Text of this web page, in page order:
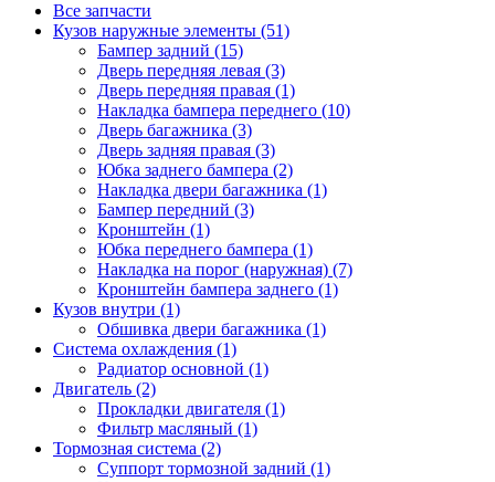
Все запчасти
Кузов наружные элементы (51)
Бампер задний (15)
Дверь передняя левая (3)
Дверь передняя правая (1)
Накладка бампера переднего (10)
Дверь багажника (3)
Дверь задняя правая (3)
Юбка заднего бампера (2)
Накладка двери багажника (1)
Бампер передний (3)
Кронштейн (1)
Юбка переднего бампера (1)
Накладка на порог (наружная) (7)
Кронштейн бампера заднего (1)
Кузов внутри (1)
Обшивка двери багажника (1)
Система охлаждения (1)
Радиатор основной (1)
Двигатель (2)
Прокладки двигателя (1)
Фильтр масляный (1)
Тормозная система (2)
Суппорт тормозной задний (1)